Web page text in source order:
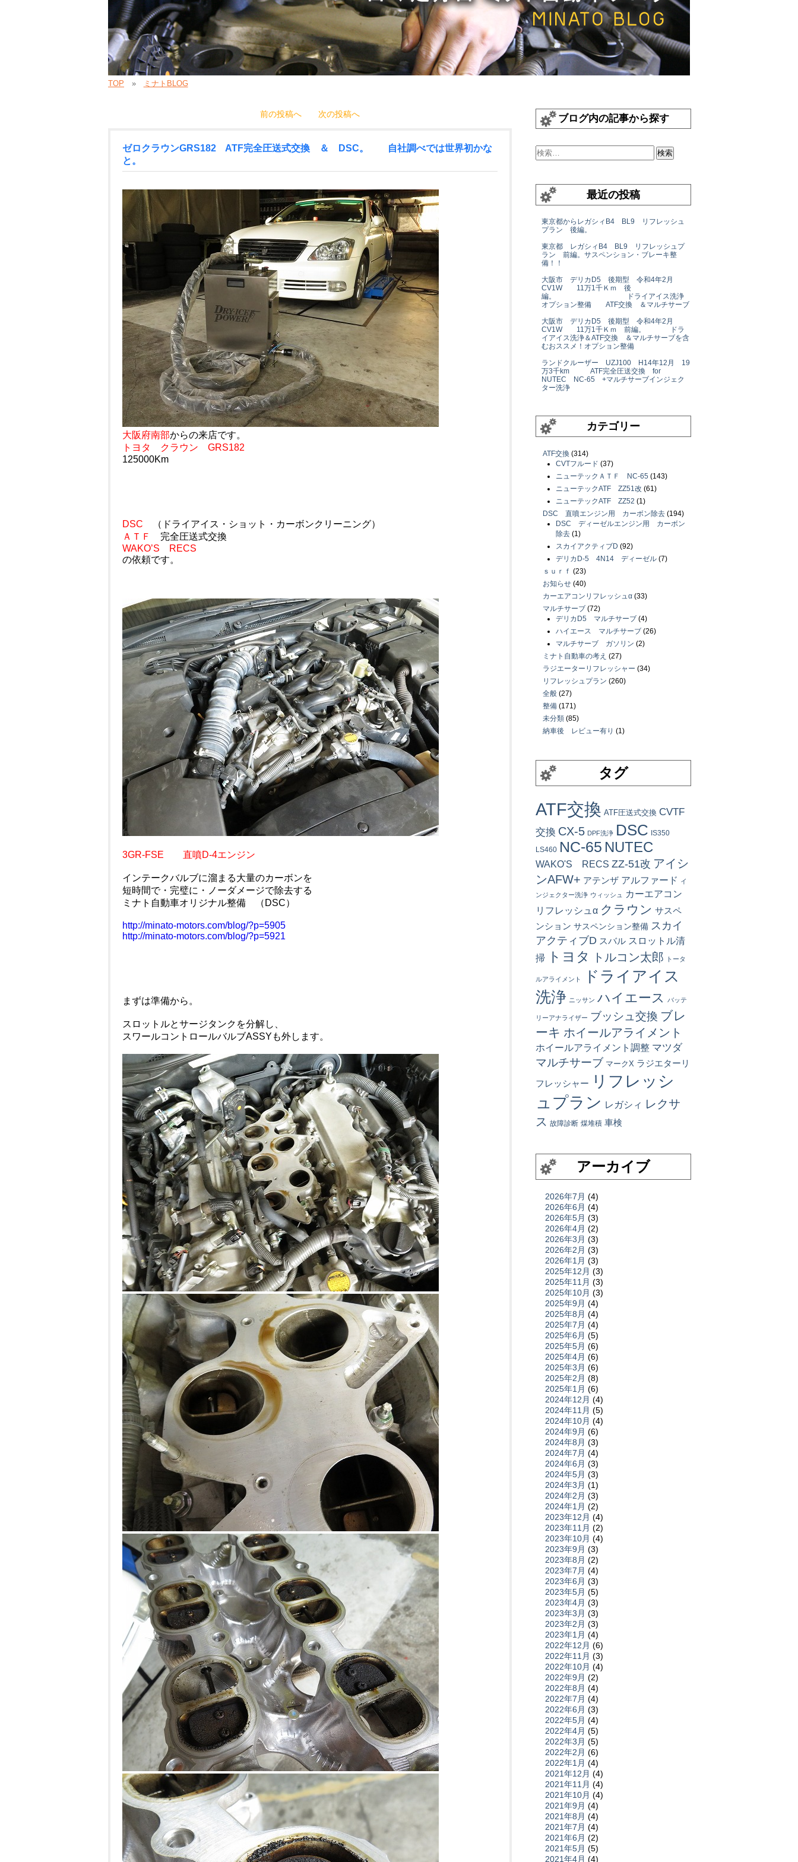
TOP ミナトBLOG
前の投稿へ 次の投稿へ
ゼロクラウンGRS182 ATF完全圧送式交換 ＆ DSC。 自社調べでは世界初かな
と。
大阪府南部からの来店です。
トヨタ クラウン GRS182
125000Km
DSC （ドライアイス・ショット・カーボンクリーニング）
ＡＴＦ 完全圧送式交換
WAKO’S RECS
の依頼です。
3GR-FSE 直噴D-4エンジン
インテークバルブに溜まる大量のカーボンを
短時間で・完璧に・ノーダメージで除去する
ミナト自動車オリジナル整備 （DSC）
http://minato-motors.com/blog/?p=5905
http://minato-motors.com/blog/?p=5921
まずは準備から。
スロットルとサージタンクを分解し、
スワールコントロールバルブASSYも外します。
ブログ内の記事から探す
最近の投稿
東京都からレガシィB4 BL9 リフレッシュ
プラン 後編。
東京都 レガシィB4 BL9 リフレッシュプ
ラン 前編。サスペンション・ブレーキ整
備！！
大阪市 デリカD5 後期型 令和4年2月
CV1W 11万1千Ｋｍ 後
編。 ドライアイス洗浄
オプション整備 ATF交換 ＆マルチサーブ
大阪市 デリカD5 後期型 令和4年2月
CV1W 11万1千Ｋｍ 前編。 ドラ
イアイス洗浄＆ATF交換 ＆マルチサーブを含
むおススメ！オプション整備
ランドクルーザー UZJ100 H14年12月 19
万3千km ATF完全圧送交換 for
NUTEC NC-65 +マルチサーブインジェク
ター洗浄
カテゴリー
ATF交換 (314)
CVTフルード (37)
ニューテックＡＴＦ NC-65 (143)
ニューテックATF ZZ51改 (61)
ニューテックATF ZZ52 (1)
DSC 直噴エンジン用 カーボン除去 (194)
DSC ディーゼルエンジン用 カーボン
除去 (1)
スカイアクティブD (92)
デリカD-5 4N14 ディーゼル (7)
ｓｕｒｆ (23)
お知らせ (40)
カーエアコンリフレッシュα (33)
マルチサーブ (72)
デリカD5 マルチサーブ (4)
ハイエース マルチサーブ (26)
マルチサーブ ガソリン (2)
ミナト自動車の考え (27)
ラジエーターリフレッシャー (34)
リフレッシュプラン (260)
全般 (27)
整備 (171)
未分類 (85)
納車後 レビュー有り (1)
タグ
ATF交換 ATF圧送式交換 CVTF
交換 CX-5 DPF洗浄 DSC IS350
LS460 NC-65 NUTEC
WAKO'S RECS ZZ-51改 アイシ
ンAFW+ アテンザ アルファード イ
ンジェクター洗浄 ウィッシュ
カーエアコン
リフレッシュα クラウン サスペ
ンション サスペンション整備 スカイ
アクティブD スバル スロットル清
掃
トヨタ トルコン太郎 トータ
ルアライメント
ドライアイス
洗浄 ニッサン ハイエース バッテ
リーアナライザー ブッシュ交換 ブレ
ーキ ホイールアライメント
ホイールアライメント調整 マツダ
マルチサーブ マークX ラジエターリ
フレッシャー
リフレッシ
ュプラン レガシィ レクサ
ス 故障診断 煤堆積 車検
アーカイブ
2026年7月 (4)
2026年6月 (4)
2026年5月 (3)
2026年4月 (2)
2026年3月 (3)
2026年2月 (3)
2026年1月 (3)
2025年12月 (3)
2025年11月 (3)
2025年10月 (3)
2025年9月 (4)
2025年8月 (4)
2025年7月 (4)
2025年6月 (5)
2025年5月 (6)
2025年4月 (6)
2025年3月 (6)
2025年2月 (8)
2025年1月 (6)
2024年12月 (4)
2024年11月 (5)
2024年10月 (4)
2024年9月 (6)
2024年8月 (3)
2024年7月 (4)
2024年6月 (3)
2024年5月 (3)
2024年3月 (1)
2024年2月 (3)
2024年1月 (2)
2023年12月 (4)
2023年11月 (2)
2023年10月 (4)
2023年9月 (3)
2023年8月 (2)
2023年7月 (4)
2023年6月 (3)
2023年5月 (5)
2023年4月 (3)
2023年3月 (3)
2023年2月 (3)
2023年1月 (4)
2022年12月 (6)
2022年11月 (3)
2022年10月 (4)
2022年9月 (2)
2022年8月 (4)
2022年7月 (4)
2022年6月 (3)
2022年5月 (4)
2022年4月 (5)
2022年3月 (5)
2022年2月 (6)
2022年1月 (4)
2021年12月 (4)
2021年11月 (4)
2021年10月 (4)
2021年9月 (4)
2021年8月 (4)
2021年7月 (4)
2021年6月 (2)
2021年5月 (5)
2021年4月 (4)